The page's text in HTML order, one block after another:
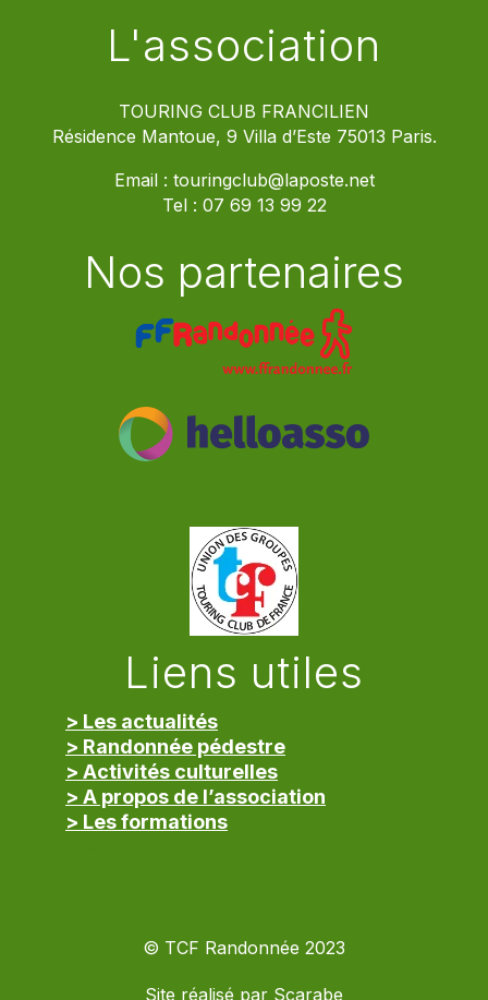
L'association
TOURING CLUB FRANCILIEN
Résidence Mantoue, 9 Villa d’Este 75013 Paris.
Email : touringclub@laposte.net
Tel : 07 69 13 99 22
Nos partenaires
Liens utiles
> Les actualités
> Randonnée pédestre
> Activités culturelles
> A propos de l’association
> Les formations
© TCF Randonnée 2023
Site réalisé par Scarabe